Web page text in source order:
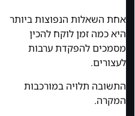
אחת השאלות הנפוצות ביותר
היא כמה זמן לוקח להכין
מסמכים להפקדת ערבות
לעצורים.
התשובה תלויה במורכבות
המקרה.